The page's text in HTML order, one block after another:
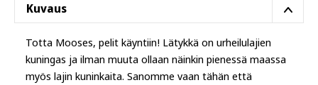
Kuvaus
Totta Mooses, pelit käyntiin! Lätykkä on urheilulajien
kuningas ja ilman muuta ollaan näinkin pienessä maassa
myös lajin kuninkaita. Sanomme vaan tähän että